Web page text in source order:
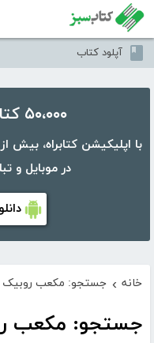
آپلود کتاب
۵۰،۰۰۰ کتاب در موبایل شما
در موبایل و
خانه › جستجو: مکعب روبیک
جستجو: مکعب